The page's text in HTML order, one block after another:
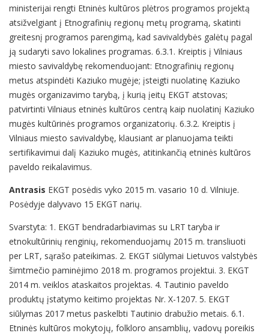
ministerijai rengti Etninės kultūros plėtros programos projektą
atsižvelgiant į Etnografinių regionų metų programą, skatinti
greitesnį programos parengimą, kad savivaldybės galėtų pagal
ją sudaryti savo lokalines programas. 6.3.1. Kreiptis į Vilniaus
miesto savivaldybę rekomenduojant: Etnografinių regionų
metus atspindėti Kaziuko mugėje; įsteigti nuolatinę Kaziuko
mugės organizavimo tarybą, į kurią įeitų EKGT atstovas;
patvirtinti Vilniaus etninės kultūros centrą kaip nuolatinį Kaziuko
mugės kultūrinės programos organizatorių. 6.3.2. Kreiptis į
Vilniaus miesto savivaldybę, klausiant ar planuojama teikti
sertifikavimui dalį Kaziuko mugės, atitinkančią etninės kultūros
paveldo reikalavimus.
Antrasis EKGT posėdis vyko 2015 m. vasario 10 d. Vilniuje.
Posėdyje dalyvavo 15 EKGT narių.
Svarstyta: 1. EKGT bendradarbiavimas su LRT taryba ir
etnokultūrinių renginių, rekomenduojamų 2015 m. transliuoti
per LRT, sąrašo pateikimas. 2. EKGT siūlymai Lietuvos valstybės
šimtmečio paminėjimo 2018 m. programos projektui. 3. EKGT
2014 m. veiklos ataskaitos projektas. 4. Tautinio paveldo
produktų įstatymo keitimo projektas Nr. X-1207. 5. EKGT
siūlymas 2017 metus paskelbti Tautinio drabužio metais. 6.1.
Etninės kultūros mokytojų, folkloro ansamblių, vadovų poreikis